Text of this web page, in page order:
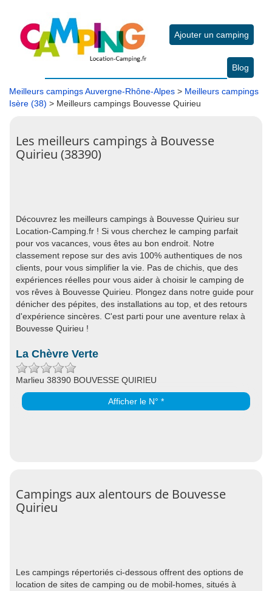
Ajouter un camping
Blog
Meilleurs campings Auvergne-Rhône-Alpes > Meilleurs campings
Isère (38) > Meilleurs campings Bouvesse Quirieu
Les meilleurs campings à Bouvesse
Quirieu (38390)
Découvrez les meilleurs campings à Bouvesse Quirieu sur
Location-Camping.fr ! Si vous cherchez le camping parfait
pour vos vacances, vous êtes au bon endroit. Notre
classement repose sur des avis 100% authentiques de nos
clients, pour vous simplifier la vie. Pas de chichis, que des
expériences réelles pour vous aider à choisir le camping de
vos rêves à Bouvesse Quirieu. Plongez dans notre guide pour
dénicher des pépites, des installations au top, et des retours
d'expérience sincères. C'est parti pour une aventure relax à
Bouvesse Quirieu !
La Chèvre Verte
Marlieu 38390 BOUVESSE QUIRIEU
Afficher le N° *
Campings aux alentours de Bouvesse
Quirieu
Les campings répertoriés ci-dessous offrent des options de
location de sites de camping ou de mobil-homes, situés à